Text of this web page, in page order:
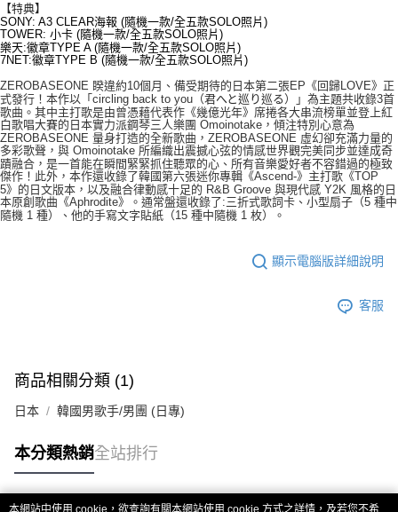
１．簡單：不需註冊會員、不需綁卡、不需儲值。
２．便利：只要手機號碼，簡訊認證，即可結帳。
３．安心：先確認商品／服務後，再付款。
【「AFTEE先享後付」結帳流程】
１．於結帳方式選擇「AFTEE先享後付」後，將跳轉至「AFTEE先享後付」
結帳頁面，進行簡訊認證並確認金額後，即可完成結帳。
２．訂單成立數日內，您將收到繳費通知簡訊。
３．收到繳費通知簡訊後14天內，點擊此簡訊中的連結，可透過四大超商／
ATM／網路銀行／等多元方式進行付款，方視為交易完成。
※ 請注意：結帳手續完成當下不需立刻繳費，但若您需要取消訂單，請聯絡
購買商品的店家。未經商家同意取消之訂單仍視為有效，需透過AFTEE先享
後付繳納相關費用。
※ 交易是否成功請以「AFTEE先享後付 」之結帳頁面顯示為準，若有關於
https://netprotections.freshdesk.com/support/home
１．透過由恩沛科技股份有限公司提供之「AFTEE先享後付」服務完成之交
３．未成年的使用者請事先徵得法定代理人或監護人之同意方可使用
任。
時審查核予不同之上限額度；若仍有額度不足之情形，本公司將視審查結果
請求用戶進行身份認證。
恩沛科技股份有限公司將有權停止該用戶之使用額度並採取法律行動。
運送方式
全家取貨付款
每筆NT$60，滿NT$1,599(含以上)免運費
付款後全家取貨
每筆NT$60，滿NT$1,599(含以上)免運費
7-11取貨付款
每筆NT$60，滿NT$1,599(含以上)免運費
付款後7-11取貨
免運費
亞洲國家/地區配送
【特典】
SONY: A3 CLEAR海報 (隨機一款/全五款SOLO照片)
TOWER: 小卡 (隨機一款/全五款SOLO照片)
樂天:徽章TYPE A (隨機一款/全五款SOLO照片)
7NET:徽章TYPE B (隨機一款/全五款SOLO照片)
ZEROBASEONE 睽違約10個月、備受期待的日本第二張EP《回歸LOVE》正
式發行！本作以「circling back to you（君へと巡り巡る）」為主題共收錄3首
歌曲。其中主打歌是由曾憑藉代表作《幾億光年》席捲各大串流榜單並登上紅
白歌唱大賽的日本實力派鋼琴三人樂團 Omoinotake，傾注特別心意為
ZEROBASEONE 量身打造的全新歌曲，ZEROBASEONE 虛幻卻充滿力量的
多彩歌聲，與 Omoinotake 所編織出震撼心弦的情感世界觀完美同步並達成奇
蹟融合，是一首能在瞬間緊緊抓住聽眾的心、所有音樂愛好者不容錯過的極致
傑作！此外，本作還收錄了韓國第六張迷你專輯《Ascend-》主打歌《TOP
5》的日文版本，以及融合律動感十足的 R&B Groove 與現代感 Y2K 風格的日
本原創歌曲《Aphrodite》。通常盤還收錄了:三折式歌詞卡、小型扇子（5 種中
隨機 1 種）、他的手寫文字貼紙（15 種中隨機 1 枚）。
顯示電腦版詳細說明
客服
商品相關分類 (1)
日本 韓國男歌手/男團 (日專)
本分類熱銷全站排行
本網站中使用 cookie，欲查詢有關本網站使用 cookie 方式之詳情，及若您不希